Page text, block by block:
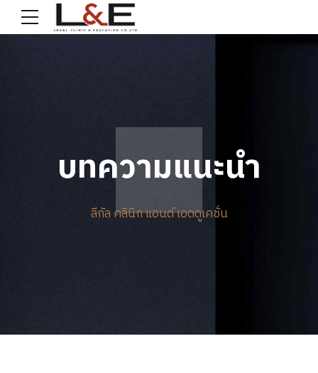
บทความแนะนำ
ลีกัล คลินิก แอนด์ เอดดูเคชั่น